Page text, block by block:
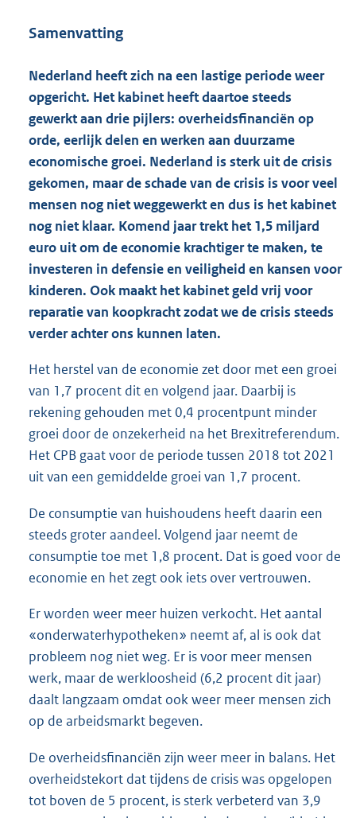
Samenvatting
Nederland heeft zich na een lastige periode weer
opgericht. Het kabinet heeft daartoe steeds
gewerkt aan drie pijlers: overheidsfinanciën op
orde, eerlijk delen en werken aan duurzame
economische groei. Nederland is sterk uit de crisis
gekomen, maar de schade van de crisis is voor veel
mensen nog niet weggewerkt en dus is het kabinet
nog niet klaar. Komend jaar trekt het 1,5 miljard
euro uit om de economie krachtiger te maken, te
investeren in defensie en veiligheid en kansen voor
kinderen. Ook maakt het kabinet geld vrij voor
reparatie van koopkracht zodat we de crisis steeds
verder achter ons kunnen laten.
Het herstel van de economie zet door met een groei
van 1,7 procent dit en volgend jaar. Daarbij is
rekening gehouden met 0,4 procentpunt minder
groei door de onzekerheid na het Brexitreferendum.
Het CPB gaat voor de periode tussen 2018 tot 2021
uit van een gemiddelde groei van 1,7 procent.
De consumptie van huishoudens heeft daarin een
steeds groter aandeel. Volgend jaar neemt de
consumptie toe met 1,8 procent. Dat is goed voor de
economie en het zegt ook iets over vertrouwen.
Er worden weer meer huizen verkocht. Het aantal
«onderwaterhypotheken» neemt af, al is ook dat
probleem nog niet weg. Er is voor meer mensen
werk, maar de werkloosheid (6,2 procent dit jaar)
daalt langzaam omdat ook weer meer mensen zich
op de arbeidsmarkt begeven.
De overheidsfinanciën zijn weer meer in balans. Het
overheidstekort dat tijdens de crisis was opgelopen
tot boven de 5 procent, is sterk verbeterd van 3,9